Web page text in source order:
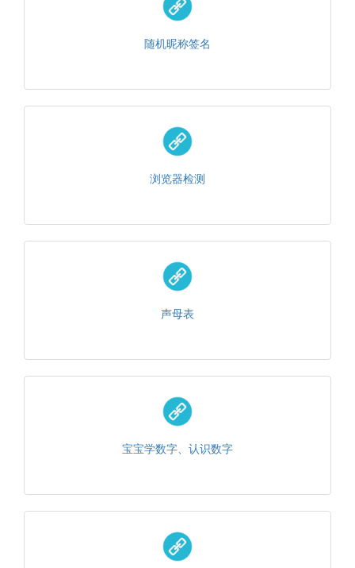
随机昵称签名
浏览器检测
声母表
宝宝学数字、认识数字